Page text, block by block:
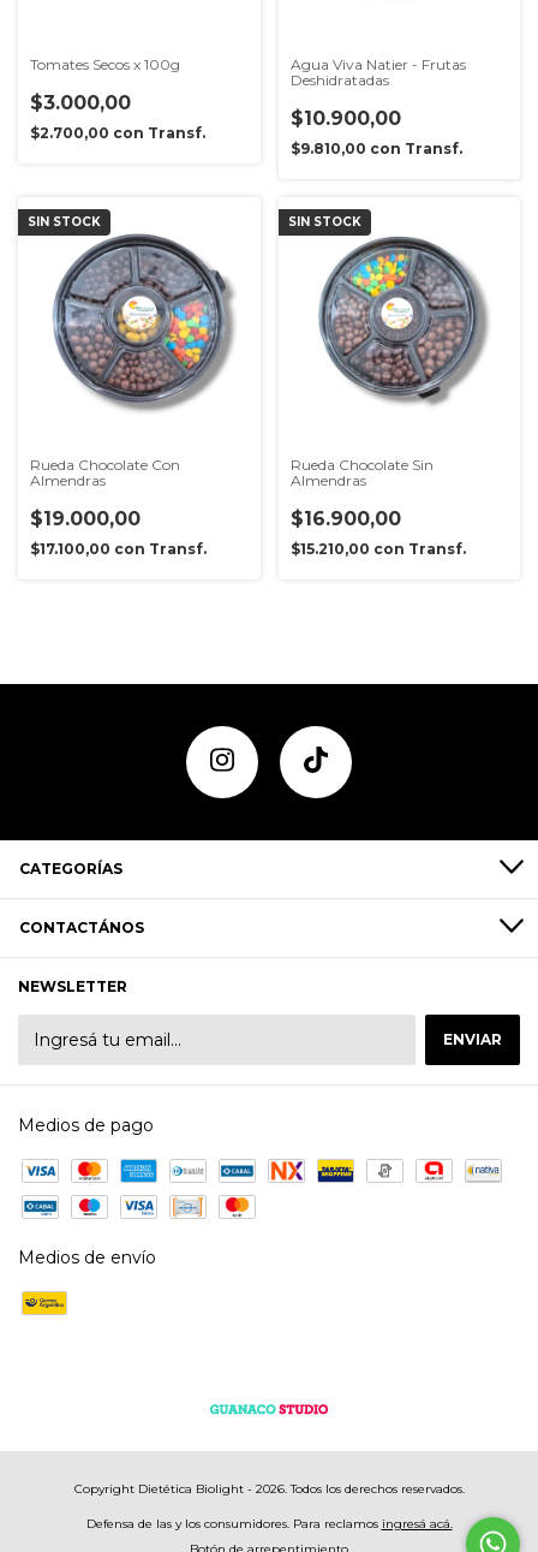
Tomates Secos x 100g
$3.000,00
$2.700,00 con Transf.
Agua Viva Natier - Frutas
Deshidratadas
$10.900,00
$9.810,00 con Transf.
SIN STOCK
Rueda Chocolate Con
Almendras
$19.000,00
$17.100,00 con Transf.
SIN STOCK
Rueda Chocolate Sin
Almendras
$16.900,00
$15.210,00 con Transf.
CATEGORÍAS
CONTACTÁNOS
NEWSLETTER
Medios de pago
Medios de envío
Copyright Dietética Biolight - 2026. Todos los derechos reservados.
Defensa de las y los consumidores. Para reclamos ingresá acá.
Botón de arrepentimiento